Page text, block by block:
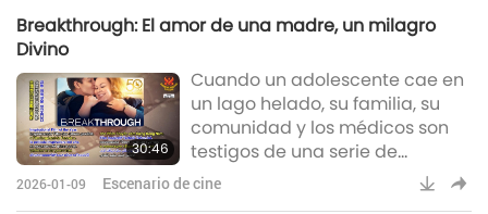
mantiene la calma y la
valentía, habilidad y resistencia
humana.
Breakthrough: El amor de una madre, un milagro
Divino
30:46
Cuando un adolescente cae en
un lago helado, su familia, su
comunidad y los médicos son
testigos de una serie de
acontecimientos que desafían
toda explicación, lo que los lleva
2026-01-09 Escenario de cine